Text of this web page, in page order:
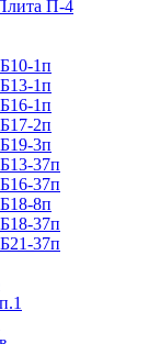
П-4
1п
1п
1п
2п
3п
37п
37п
8п
37п
37п